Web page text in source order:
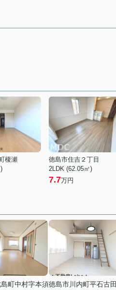
榎瀬
徳島市住吉２丁目
2LDK (62.05㎡)
7.7万円
町中村字本須徳島市川内町平石古田